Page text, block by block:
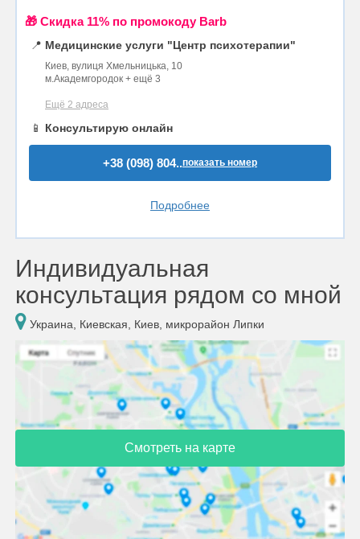
🎁 Cкидка 11% по промокоду Barb
📍 Медицинские услуги "Центр психотерапии"
Киев, вулиця Хмельницька, 10
м.Академгородок + ещё 3
Ещё 2 адреса
📱 Консультирую онлайн
+38 (098) 804..показать номер
Подробнее
Индивидуальная
консультация рядом со мной
Украина, Киевская, Киев, микрорайон Липки
Смотреть на карте